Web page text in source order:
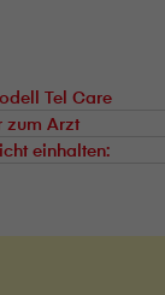
Tel Care
zum Arzt
einhalten: